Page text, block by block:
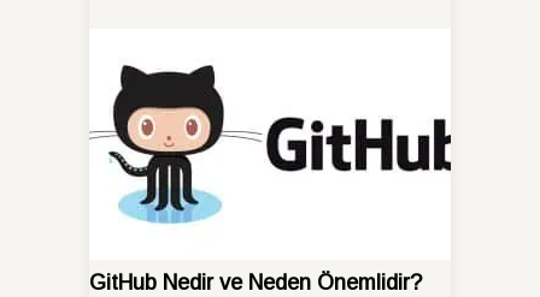
GitHub Nedir ve Neden Önemlidir?